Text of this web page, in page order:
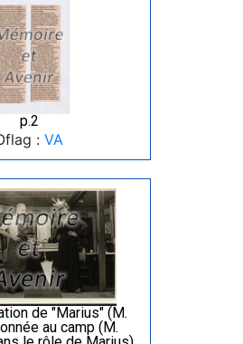
p.2
: VA
de "Marius" (M.
au camp (M.